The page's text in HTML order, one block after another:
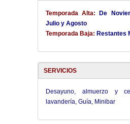
Temporada Alta:
De
Julio y Agosto
Temporada Baja: Restantes
SERVICIOS
Desayuno, almuerzo y
lavandería, Guía, Minibar